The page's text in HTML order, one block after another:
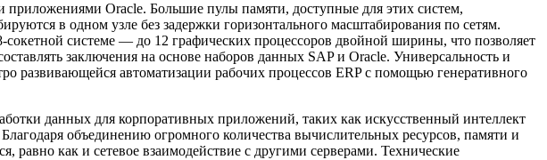
Oracle. Большие пулы памяти, доступные для этих систем,
в одном узле без задержки горизонтального масштабирования по сетям.
системе — до 12 графических процессоров двойной ширины, что позволяет
заключения на основе наборов данных SAP и Oracle. Универсальность и
развивающейся автоматизации рабочих процессов ERP с помощью генеративного
данных для корпоративных приложений, таких как искусственный интеллект
объединению огромного количества вычислительных ресурсов, памяти и
равно как и сетевое взаимодействие с другими серверами. Технические